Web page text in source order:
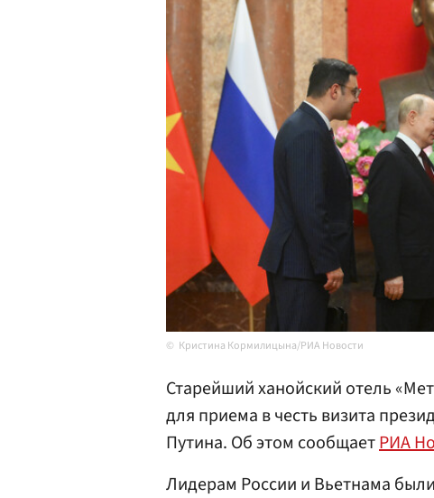
Кристина Кормилицына/РИА Новости
Старейший ханойский отель
для приема в честь визита
Путина. Об этом сообщаетРИА
Лидерам России и Вьетнама